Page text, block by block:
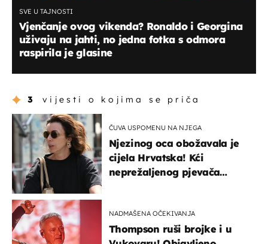
SVE U TAJNOSTI
Vjenčanje ovog vikenda? Ronaldo i Georgina
uživaju na jahti, no jedna fotka s odmora
raspirila je glasine
3 vijesti o kojima se priča
ČUVA USPOMENU NA NJEGA
Njezinog oca obožavala je
cijela Hrvatska! Kći
neprežaljenog pjevača
NADMAŠENA OČEKIVANJA
Thompson ruši brojke i u